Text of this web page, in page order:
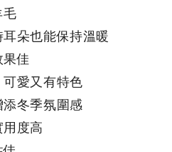
毛
朵也能保持溫暖
佳
愛又有特色
冬季氛圍感
度高